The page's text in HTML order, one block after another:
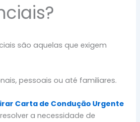
são aquelas que exigem
pessoais ou até familiares.
Carta de Condução Urgente
a necessidade de